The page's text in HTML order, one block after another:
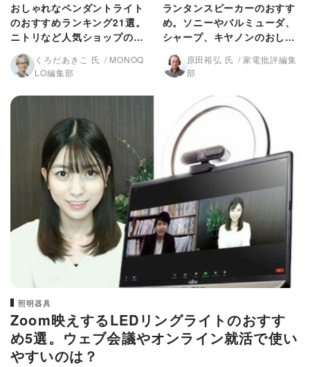
おしゃれなペンダントライト
のおすすめランキング21選。
ニトリなど人気ショップの商
品をプロが比較
くろだあきこ 氏
MONOQ
LO編集部
ランタンスピーカーのおすす
め。ソニーやバルミューダ、
シャープ、キヤノンのおしゃ
原田裕弘 氏
家電批評編集
部
照明器具
Zoom映えするLEDリングライトのおすす
め5選。ウェブ会議やオンライン就活で使い
やすいのは？